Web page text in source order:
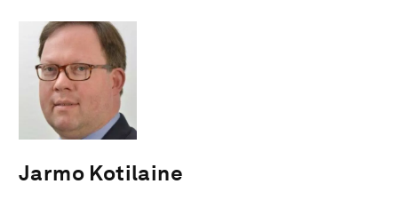
Jarmo Kotilaine